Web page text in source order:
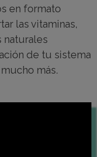
en formato
las vitaminas,
naturales
de tu sistema
más.